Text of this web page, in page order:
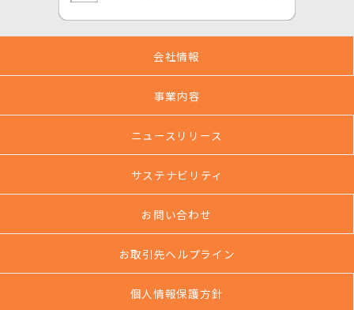
会社情報
事業内容
ニュースリリース
サステナビリティ
お問い合わせ
お取引先ヘルプライン
個人情報保護方針